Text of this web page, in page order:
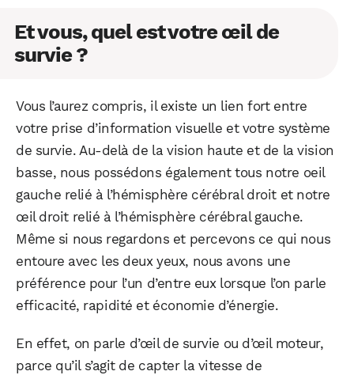
Et vous, quel est votre œil de
survie ?
Vous l’aurez compris, il existe un lien fort entre
votre prise d’information visuelle et votre système
de survie. Au-delà de la vision haute et de la vision
basse, nous possédons également tous notre oeil
gauche relié à l’hémisphère cérébral droit et notre
œil droit relié à l’hémisphère cérébral gauche.
Même si nous regardons et percevons ce qui nous
entoure avec les deux yeux, nous avons une
préférence pour l’un d’entre eux lorsque l’on parle
efficacité, rapidité et économie d’énergie.
En effet, on parle d’œil de survie ou d’œil moteur,
parce qu’il s’agit de capter la vitesse de